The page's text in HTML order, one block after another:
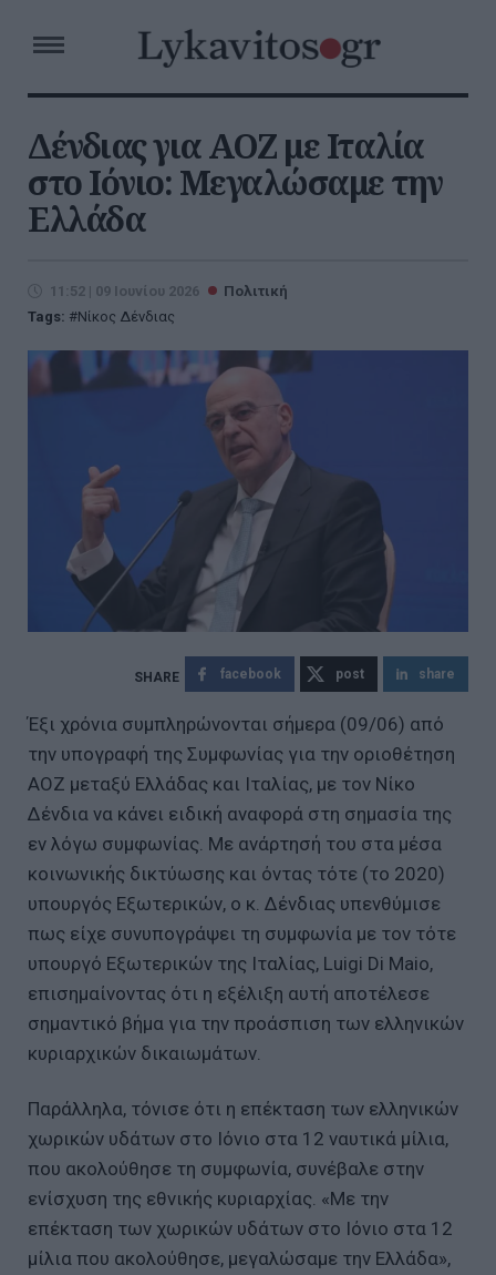
Δένδιας για ΑΟΖ με Ιταλία
στο Ιόνιο: Μεγαλώσαμε την
Ελλάδα
11:52 | 09 Ιουνίου 2026
Πολιτική
Tags:
Νίκος Δένδιας
facebook post share
Έξι χρόνια συμπληρώνονται σήμερα (09/06) από
την υπογραφή της Συμφωνίας για την οριοθέτηση
ΑΟΖ μεταξύ Ελλάδας και Ιταλίας, με τον Νίκο
Δένδια να κάνει ειδική αναφορά στη σημασία της
εν λόγω συμφωνίας. Με ανάρτησή του στα μέσα
κοινωνικής δικτύωσης και όντας τότε (το 2020)
υπουργός Εξωτερικών, ο κ. Δένδιας υπενθύμισε
πως είχε συνυπογράψει τη συμφωνία με τον τότε
υπουργό Εξωτερικών της Ιταλίας, Luigi Di Maio,
επισημαίνοντας ότι η εξέλιξη αυτή αποτέλεσε
σημαντικό βήμα για την προάσπιση των ελληνικών
κυριαρχικών δικαιωμάτων.
Παράλληλα, τόνισε ότι η επέκταση των ελληνικών
χωρικών υδάτων στο Ιόνιο στα 12 ναυτικά μίλια,
που ακολούθησε τη συμφωνία, συνέβαλε στην
ενίσχυση της εθνικής κυριαρχίας. «Με την
επέκταση των χωρικών υδάτων στο Ιόνιο στα 12
μίλια που ακολούθησε, μεγαλώσαμε την Ελλάδα»,